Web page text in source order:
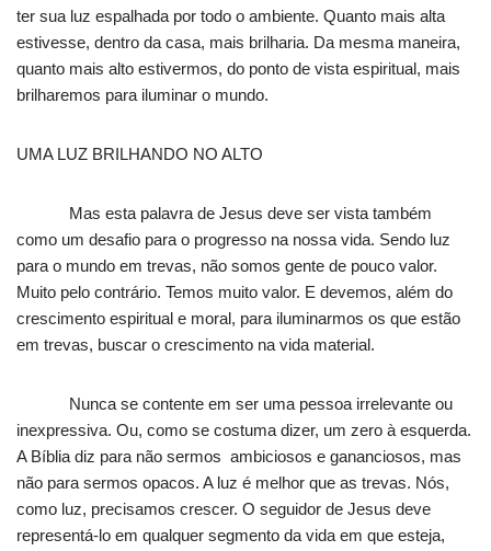
ter sua luz espalhada por todo o ambiente. Quanto mais alta
estivesse, dentro da casa, mais brilharia. Da mesma maneira,
quanto mais alto estivermos, do ponto de vista espiritual, mais
brilharemos para iluminar o mundo.
UMA LUZ BRILHANDO NO ALTO
Mas esta palavra de Jesus deve ser vista também
como um desafio para o progresso na nossa vida. Sendo luz
para o mundo em trevas, não somos gente de pouco valor.
Muito pelo contrário. Temos muito valor. E devemos, além do
crescimento espiritual e moral, para iluminarmos os que estão
em trevas, buscar o crescimento na vida material.
Nunca se contente em ser uma pessoa irrelevante ou
inexpressiva. Ou, como se costuma dizer, um zero à esquerda.
A Bíblia diz para não sermos ambiciosos e gananciosos, mas
não para sermos opacos. A luz é melhor que as trevas. Nós,
como luz, precisamos crescer. O seguidor de Jesus deve
representá-lo em qualquer segmento da vida em que esteja,